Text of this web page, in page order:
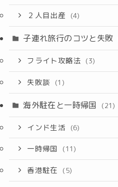
２人目出産 (4)
子連れ旅行のコツと失敗
フライト攻略法 (3)
失敗談 (1)
海外駐在と一時帰国 (21)
インド生活 (6)
一時帰国 (11)
香港駐在 (5)